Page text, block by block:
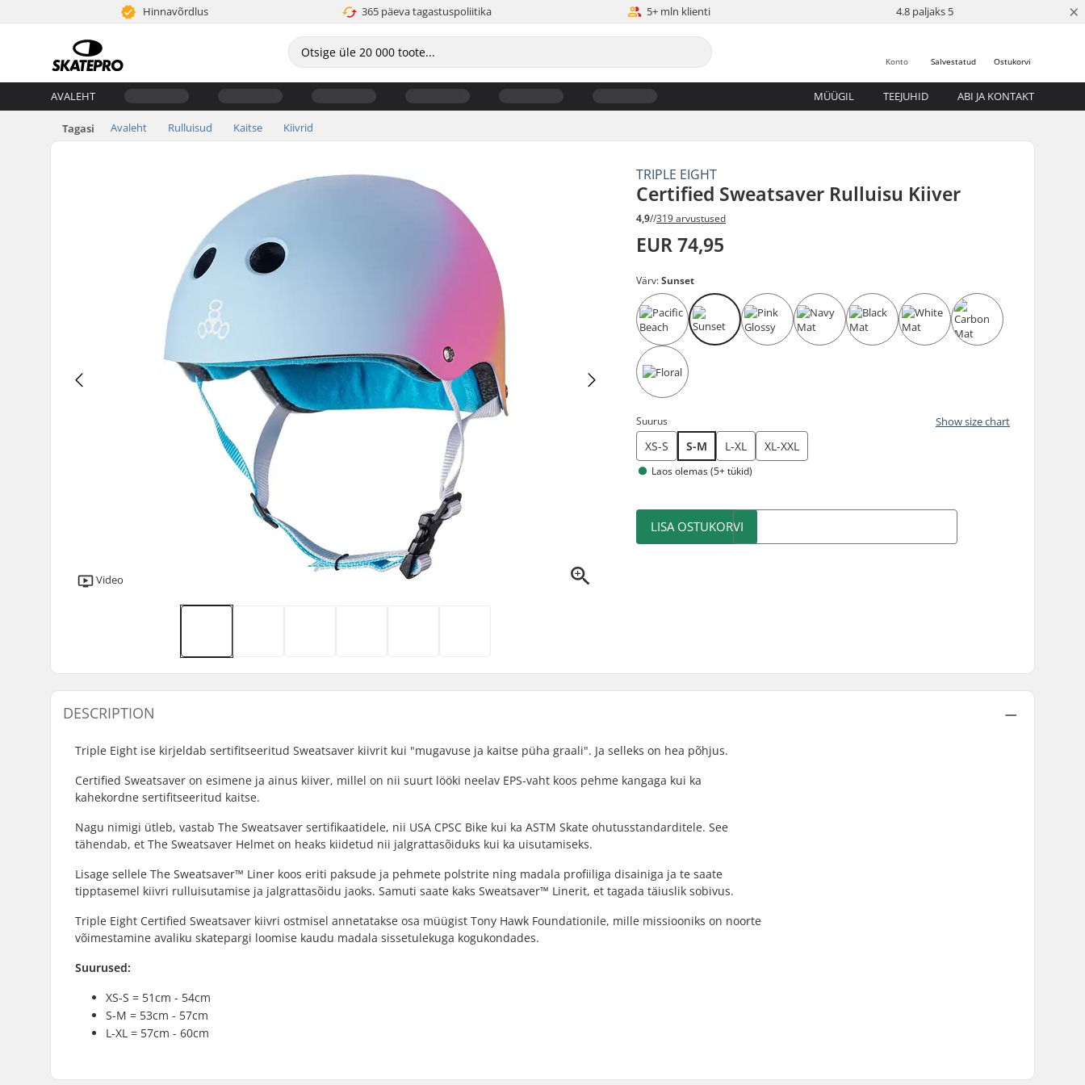
Hinnavõrdlus 365 päeva tagastuspoliitika 5+ mln klienti 4.8 paljaks 5 ×
Ostukorvi
Salvestatud
Konto
AVALEHT MÜÜGIL TEEJUHID ABI JA KONTAKT
Tagasi Avaleht Rulluisud Kaitse Kiivrid
TRIPLE EIGHT
Certified Sweatsaver Rulluisu Kiiver
4,9//319 arvustused
EUR 74,95
Video
Värv:Sunset
Suurus Show size chart
XS-S S-M L-XL XL-XXL
Laos olemas (5+ tükid)
LISA OSTUKORVI
DESCRIPTION
Triple Eight ise kirjeldab sertifitseeritud Sweatsaver kiivrit kui "mugavuse ja kaitse püha graali". Ja selleks on hea põhjus.
Certified Sweatsaver on esimene ja ainus kiiver, millel on nii suurt lööki neelav EPS-vaht koos pehme kangaga kui ka
kahekordne sertifitseeritud kaitse.
Nagu nimigi ütleb, vastab The Sweatsaver sertifikaatidele, nii USA CPSC Bike kui ka ASTM Skate ohutusstandarditele. See
tähendab, et The Sweatsaver Helmet on heaks kiidetud nii jalgrattasõiduks kui ka uisutamiseks.
Lisage sellele The Sweatsaver™ Liner koos eriti paksude ja pehmete polstrite ning madala profiiliga disainiga ja te saate
tipptasemel kiivri rulluisutamise ja jalgrattasõidu jaoks. Samuti saate kaks Sweatsaver™ Linerit, et tagada täiuslik sobivus.
Triple Eight Certified Sweatsaver kiivri ostmisel annetatakse osa müügist Tony Hawk Foundationile, mille missiooniks on noorte
võimestamine avaliku skatepargi loomise kaudu madala sissetulekuga kogukondades.
Suurused:
XS-S = 51cm - 54cm
S-M = 53cm - 57cm
L-XL = 57cm - 60cm